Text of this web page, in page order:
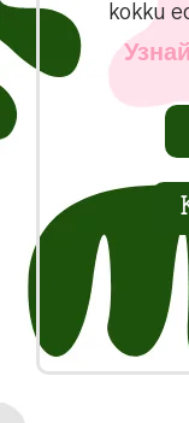
kokku